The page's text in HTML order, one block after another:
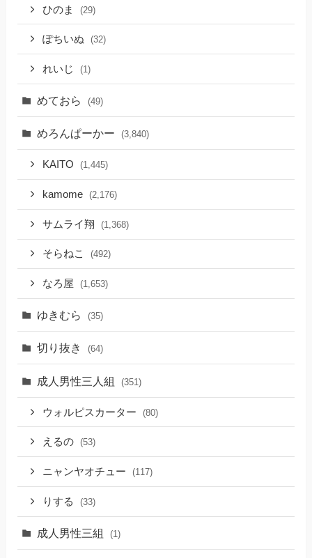
ひのま (29)
ぽちいぬ (32)
れいじ (1)
めておら (49)
めろんぱーかー (3,840)
KAITO (1,445)
kamome (2,176)
サムライ翔 (1,368)
そらねこ (492)
なろ屋 (1,653)
ゆきむら (35)
切り抜き (64)
成人男性三人組 (351)
ウォルピスカーター (80)
えるの (53)
ニャンヤオチュー (117)
りする (33)
成人男性三組 (1)